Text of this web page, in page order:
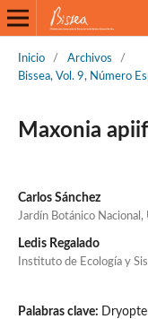
Inicio / Archivos
/
Bissea, Vol. 9, Número
Maxonia
Carlos Sánchez
Jardín Botánico Nacional,
Ledis Regalado
Instituto de Ecología y
Palabras clave: